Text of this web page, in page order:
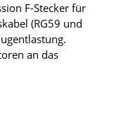
F-Stecker für
(RG59 und
an das